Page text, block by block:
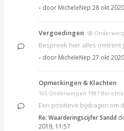
- door MicheleNep 28 okt
Vergoedingen 58
Bespreek hier alles omtrent
- door MicheleNep 27 okt
Opmerkingen & Klachten
105 Onderwerpen 1987
Een positieve bijdragen om
Re: Waarderingscijfer Sandd
2019, 11:57